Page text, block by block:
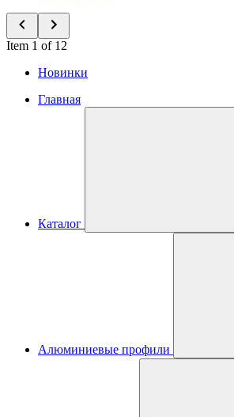
Item 1 of 12
Новинки
Главная
Каталог
Алюминиевые профили